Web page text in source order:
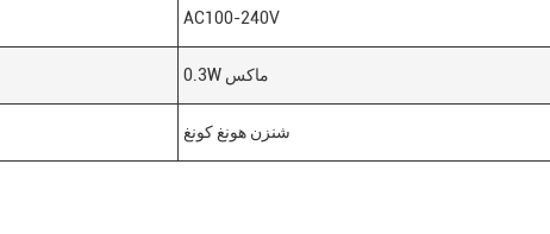
AC100-240V
0.3W ماكس
شنزن هونغ كونغ